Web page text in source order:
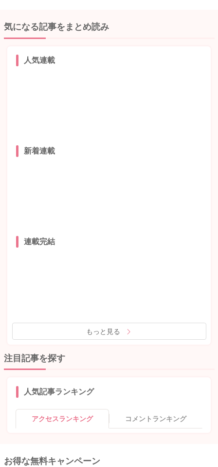
気になる記事をまとめ読み
人気連載
新着連載
連載完結
もっと見る
注目記事を探す
人気記事ランキング
アクセスランキング コメントランキング
お得な無料キャンペーン